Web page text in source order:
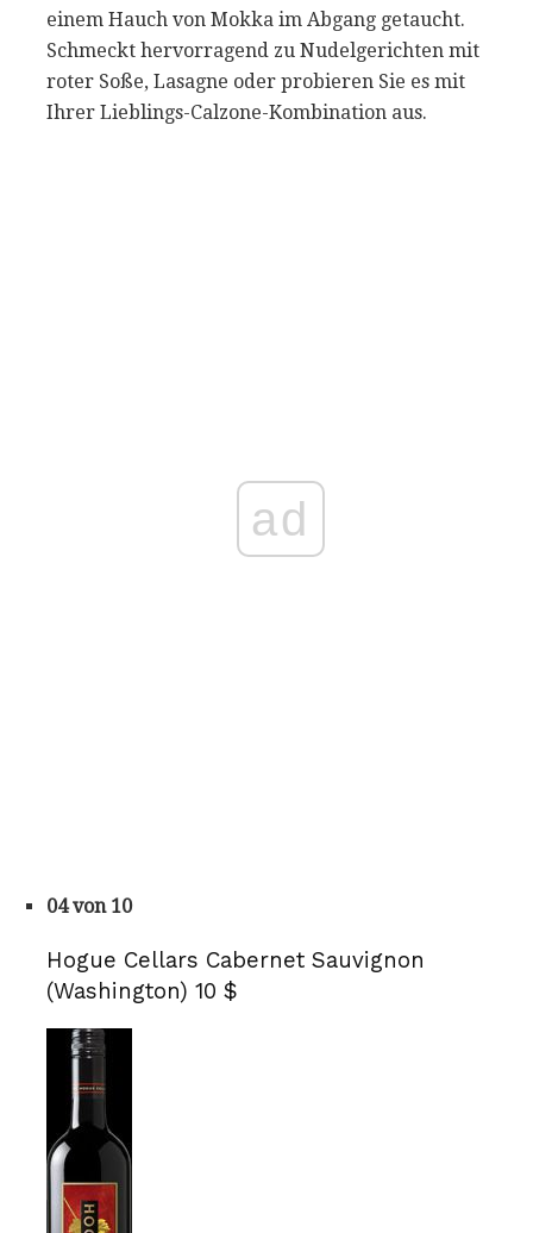
einem Hauch von Mokka im Abgang getaucht.
Schmeckt hervorragend zu Nudelgerichten mit
roter Soße, Lasagne oder probieren Sie es mit
Ihrer Lieblings-Calzone-Kombination aus.
ad
04 von 10
Hogue Cellars Cabernet Sauvignon
(Washington) 10 $